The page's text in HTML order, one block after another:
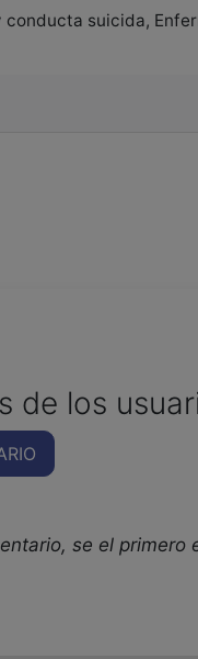
suicida,
de los
se el primero